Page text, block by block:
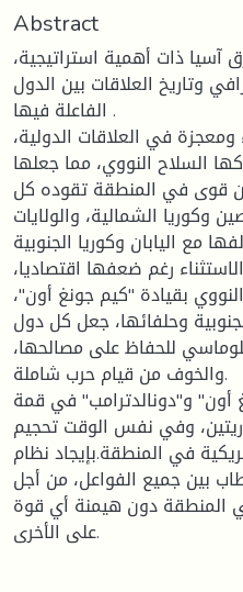
Abstract
ذات أهمية استراتيجية،
وتاريخ العلاقات بين الدول
الفاعلة فيها .
في العلاقات الدولية،
السلاح النووي، مما جعلها
قوى في المنطقة تقوده كل
وكوريا الشمالية، والولايات
مع اليابان وكوريا الجنوبية.
رغم ضعفها اقتصاديا،
بقيادة ''كيم جونغ أون''،
وحلفائها، جعل كل دول
للحفاظ على مصالحها،
والخوف من قيام حرب شاملة.
و''دونالدترامب'' في قمة
وفي نفس الوقت تحجيم
في المنطقة.بإيجاد نظام
بين جميع الفواعل، من أجل
المنطقة دون هيمنة أي قوة
على الأخرى.